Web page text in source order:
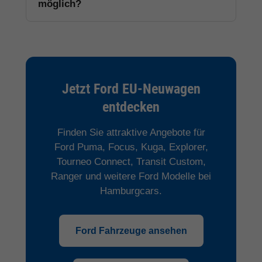
möglich?
Jetzt Ford EU-Neuwagen
entdecken
Finden Sie attraktive Angebote für
Ford Puma, Focus, Kuga, Explorer,
Tourneo Connect, Transit Custom,
Ranger und weitere Ford Modelle bei
Hamburgcars.
Ford Fahrzeuge ansehen